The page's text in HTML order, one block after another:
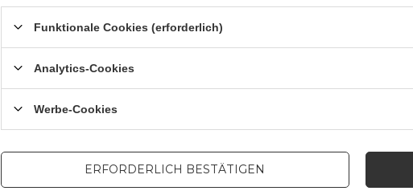
Verpackungslänge in Zentimetern 8,2
Funktionale Cookies (erforderlich)
Analytics-Cookies
Werbe-Cookies
ERFORDERLICH BESTÄTIGEN